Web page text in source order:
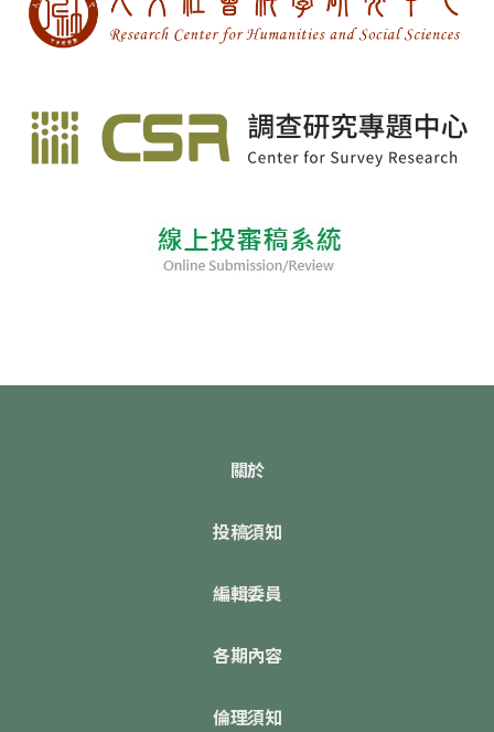
關於
投稿須知
編輯委員
各期內容
倫理須知